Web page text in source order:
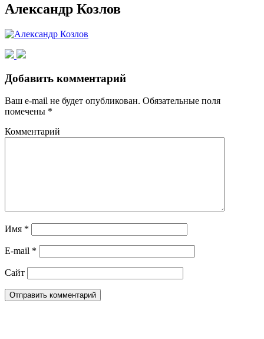
Александр Козлов
Добавить комментарий
Ваш e-mail не будет опубликован. Обязательные поля
помечены *
Комментарий
Имя *
E-mail *
Сайт